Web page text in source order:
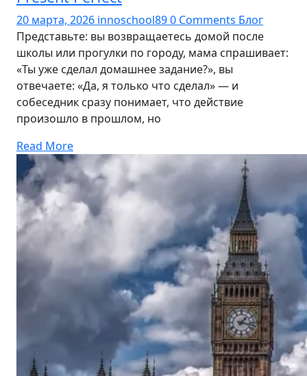
20 марта, 2026 innoschool890 Comments Блог
Представьте: вы возвращаетесь домой после
школы или прогулки по городу, мама спрашивает:
«Ты уже сделал домашнее задание?», вы
отвечаете: «Да, я только что сделал» — и
собеседник сразу понимает, что действие
произошло в прошлом, но
Read More